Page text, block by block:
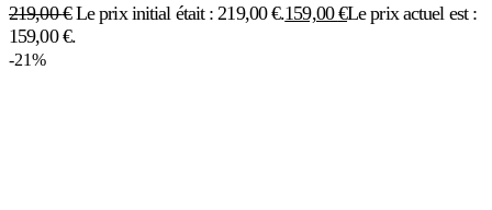
219,00€ Le prix initial était : 219,00 €.159,00€Le prix actuel est :
159,00 €.
-21%